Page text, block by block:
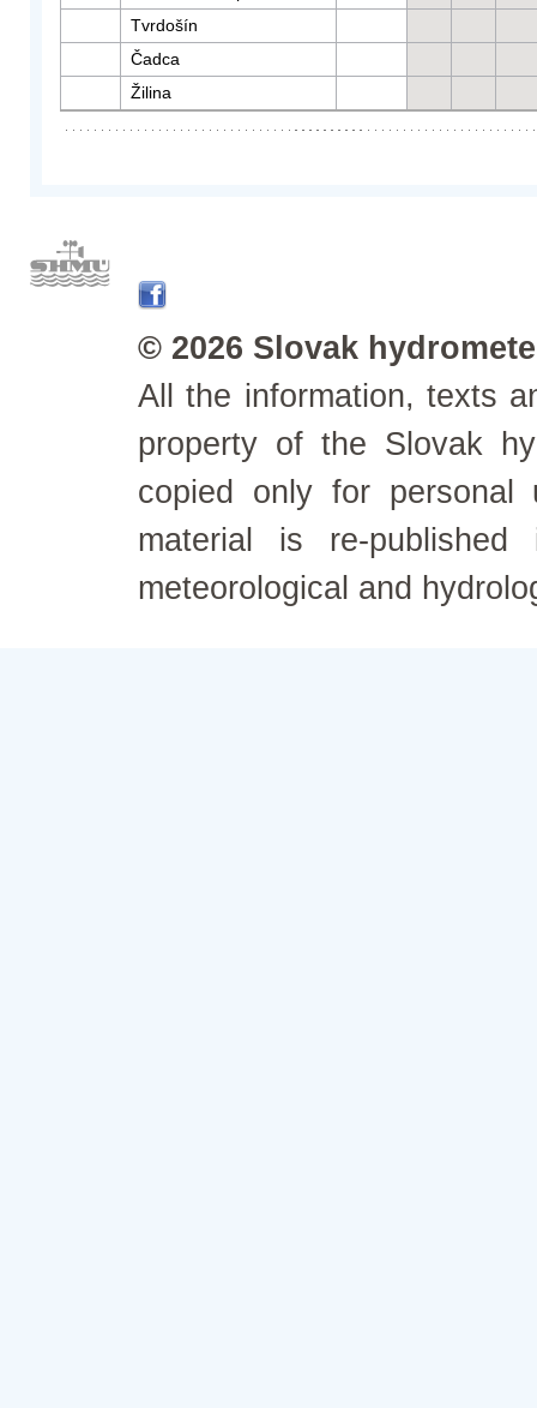
Tvrdošín
Čadca
Žilina
© 2026 Slovak
All the information, texts
property of the Slovak
copied only for personal
material is re-
meteorological and